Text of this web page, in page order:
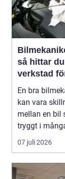
så hittar
verkstad
En bra
kan vara
mellan en bil
tryggt i
07 juli 2026